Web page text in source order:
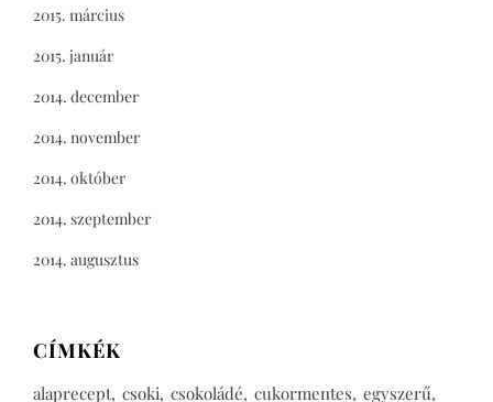
2015. március
2015. január
2014. december
2014. november
2014. október
2014. szeptember
2014. augusztus
CÍMKÉK
alaprecept csoki csokoládé cukormentes egyszerű